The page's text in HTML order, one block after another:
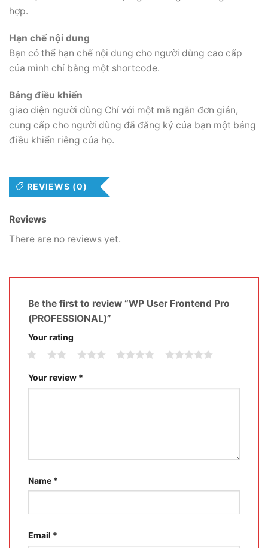
hợp.
Hạn chế nội dung
Bạn có thể hạn chế nội dung cho người dùng cao cấp
của mình chỉ bằng một shortcode.
Bảng điều khiển
giao diện người dùng Chỉ với một mã ngắn đơn giản,
cung cấp cho người dùng đã đăng ký của bạn một bảng
điều khiển riêng của họ.
REVIEWS (0)
Reviews
There are no reviews yet.
Be the first to review “WP User Frontend Pro
(PROFESSIONAL)”
Your rating
Your review *
Name *
Email *